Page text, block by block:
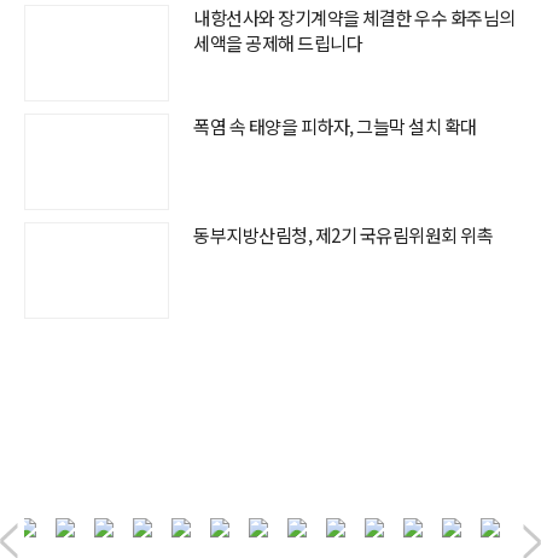
내항선사와 장기계약을 체결한 우수 화주님의
세액을 공제해 드립니다
폭염 속 태양을 피하자, 그늘막 설치 확대
동부지방산림청, 제2기 국유림위원회 위촉